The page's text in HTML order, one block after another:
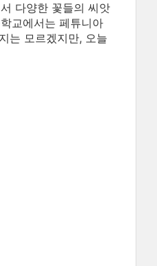
다양한 꽃들의 씨앗
교에서는 페튜니아
는 모르겠지만, 오늘